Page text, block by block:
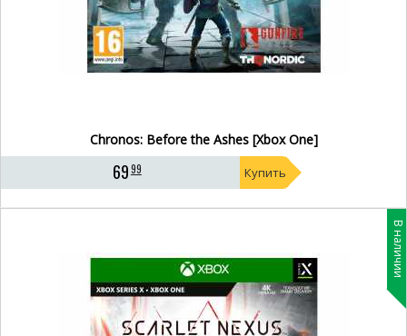
Chronos: Before the Ashes [Xbox One]
6999 Купить
В наличии